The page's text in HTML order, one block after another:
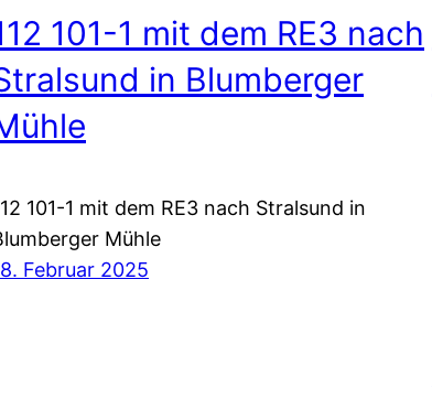
101-1 mit dem RE3 nach
in Blumberger
101-1 mit dem RE3 nach Stralsund in
Mühle
Februar 2025